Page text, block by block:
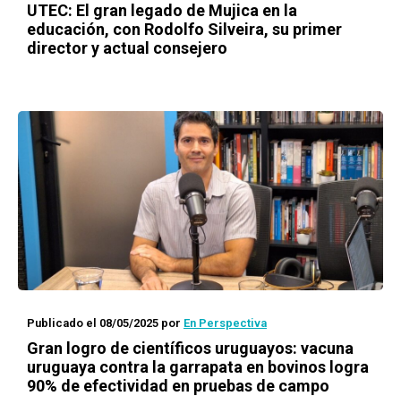
UTEC: El gran legado de Mujica en la
educación, con Rodolfo Silveira, su primer
director y actual consejero
Publicado el 08/05/2025 por En Perspectiva
Gran logro de científicos uruguayos: vacuna
uruguaya contra la garrapata en bovinos logra
90% de efectividad en pruebas de campo